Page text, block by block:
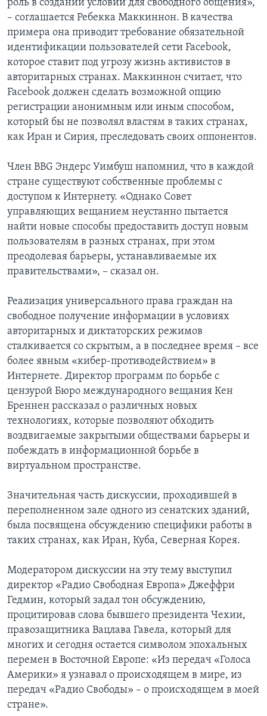
роль в создании условий для свободного общения»,
– соглашается Ребекка Маккиннон. В качества
примера она приводит требование обязательной
идентификации пользователей сети Facebook,
которое ставит под угрозу жизнь активистов в
авторитарных странах. Маккиннон считает, что
Facebook должен сделать возможной опцию
регистрации анонимным или иным способом,
который бы не позволял властям в таких странах,
как Иран и Сирия, преследовать своих оппонентов.
Член BBG Эндерс Уимбуш напомнил, что в каждой
стране существуют собственные проблемы с
доступом к Интернету. «Однако Совет
управляющих вещанием неустанно пытается
найти новые способы предоставить доступ новым
пользователям в разных странах, при этом
преодолевая барьеры, устанавливаемые их
правительствами», – сказал он.
Реализация универсального права граждан на
свободное получение информации в условиях
авторитарных и диктаторских режимов
сталкивается со скрытым, а в последнее время – все
более явным «кибер-противодействием» в
Интернете. Директор программ по борьбе с
цензурой Бюро международного вещания Кен
Бреннен рассказал о различных новых
технологиях, которые позволяют обходить
воздвигаемые закрытыми обществами барьеры и
побеждать в информационной борьбе в
виртуальном пространстве.
Значительная часть дискуссии, проходившей в
переполненном зале одного из сенатских зданий,
была посвящена обсуждению специфики работы в
таких странах, как Иран, Куба, Северная Корея.
Модератором дискуссии на эту тему выступил
директор «Радио Свободная Европа» Джеффри
Гедмин, который задал тон обсуждению,
процитировав слова бывшего президента Чехии,
правозащитника Вацлава Гавела, который для
многих и сегодня остается символом эпохальных
перемен в Восточной Европе: «Из передач «Голоса
Америки» я узнавал о происходящем в мире, из
передач «Радио Свободы» – о происходящем в моей
стране».